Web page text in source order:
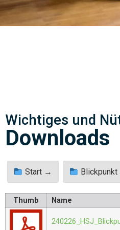
Wichtiges und
Downloads
Start →
Thumb Name